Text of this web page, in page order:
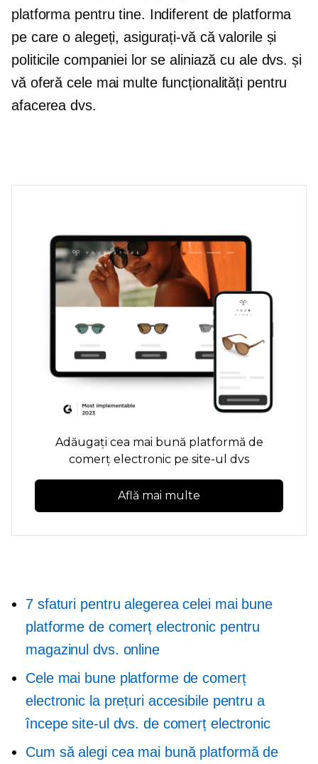
platforma pentru tine. Indiferent de platforma
pe care o alegeți, asigurați-vă că valorile și
politicile companiei lor se aliniază cu ale dvs. și
vă oferă cele mai multe funcționalități pentru
afacerea dvs.
Adăugați cea mai bună platformă de
comerț electronic pe site-ul dvs
Află mai multe
7 sfaturi pentru alegerea celei mai bune
platforme de comerț electronic pentru
magazinul dvs. online
Cele mai bune platforme de comerț
electronic la prețuri accesibile pentru a
începe site-ul dvs. de comerț electronic
Cum să alegi cea mai bună platformă de